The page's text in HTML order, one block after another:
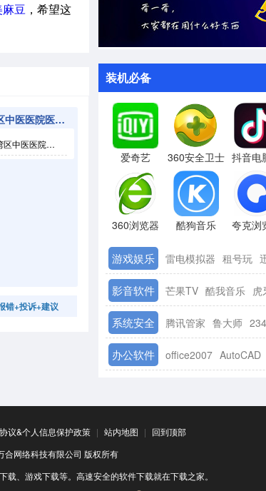
豆 ，希望这
海勃湾区中医医院医护端相关软件
海勃湾区中医医院医护端3.11.21
错+投诉+建议
装机必备
爱奇艺 360安全卫士 抖音电
360浏览器 酷狗音乐 夸克浏
游戏娱乐 雷电模拟器 租号玩
影音软件 芒果TV 酷我音乐 虎
系统安全 腾讯管家 鲁大师
办公软件 office2007 AutoCAD
议&个人信息保护政策 | 站内地图 | 回到顶部
网络科技有限公司 版权所有
、游戏下载等。高速安全的软件下载就在下载之家。